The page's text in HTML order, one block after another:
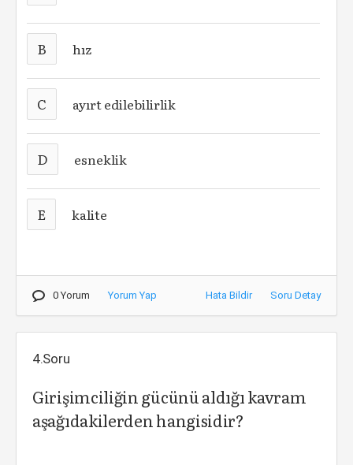
B hız
C ayırt edilebilirlik
D esneklik
E kalite
0 Yorum Yorum Yap Hata Bildir Soru Detay
4.Soru
Girişimciliğin gücünü aldığı kavram
aşağıdakilerden hangisidir?